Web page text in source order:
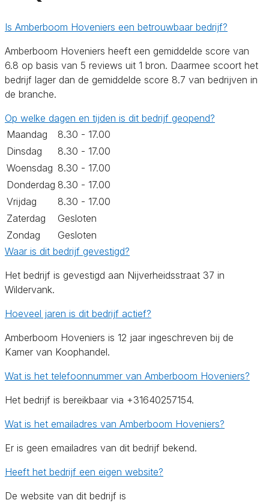
Is Amberboom Hoveniers een betrouwbaar bedrijf?
Amberboom Hoveniers heeft een gemiddelde score van
6.8 op basis van 5 reviews uit 1 bron. Daarmee scoort het
bedrijf lager dan de gemiddelde score 8.7 van bedrijven in
de branche.
Op welke dagen en tijden is dit bedrijf geopend?
Maandag
8.30 - 17.00
Dinsdag
8.30 - 17.00
Woensdag 8.30 - 17.00
Donderdag 8.30 - 17.00
Vrijdag
8.30 - 17.00
Zaterdag
Gesloten
Zondag
Gesloten
Waar is dit bedrijf gevestigd?
Het bedrijf is gevestigd aan Nijverheidsstraat 37 in
Wildervank.
Hoeveel jaren is dit bedrijf actief?
Amberboom Hoveniers is 12 jaar ingeschreven bij de
Kamer van Koophandel.
Wat is het telefoonnummer van Amberboom Hoveniers?
Het bedrijf is bereikbaar via +31640257154.
Wat is het emailadres van Amberboom Hoveniers?
Er is geen emailadres van dit bedrijf bekend.
Heeft het bedrijf een eigen website?
De website van dit bedrijf is